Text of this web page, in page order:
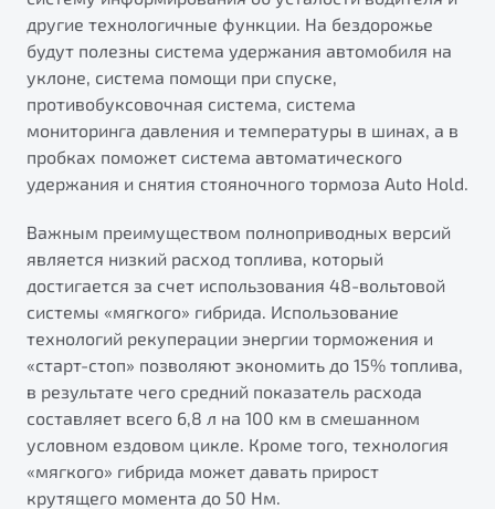
другие технологичные функции. На бездорожье
будут полезны система удержания автомобиля на
уклоне, система помощи при спуске,
противобуксовочная система, система
мониторинга давления и температуры в шинах, а в
пробках поможет система автоматического
удержания и снятия стояночного тормоза Auto Hold.
Важным преимуществом полноприводных версий
является низкий расход топлива, который
достигается за счет использования 48-вольтовой
системы «мягкого» гибрида. Использование
технологий рекуперации энергии торможения и
«старт-стоп» позволяют экономить до 15% топлива,
в результате чего средний показатель расхода
составляет всего 6,8 л на 100 км в смешанном
условном ездовом цикле. Кроме того, технология
«мягкого» гибрида может давать прирост
крутящего момента до 50 Нм.